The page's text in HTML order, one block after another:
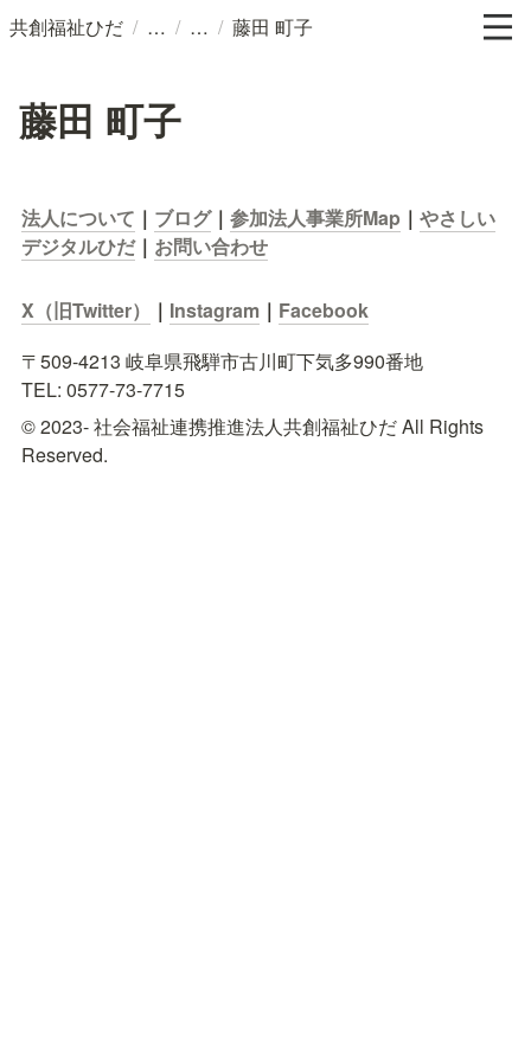
共創福祉ひだ / / / 藤田 町子
藤田 町子
法人について ｜ ブログ｜ 参加法人事業所Map ｜ やさしい
デジタルひだ｜ お問い合わせ
X（旧Twitter） ｜ Instagram ｜ Facebook
〒509-4213 岐阜県飛騨市古川町下気多990番地
TEL: 0577-73-7715
© 2023- 社会福祉連携推進法人共創福祉ひだ All Rights
Reserved.